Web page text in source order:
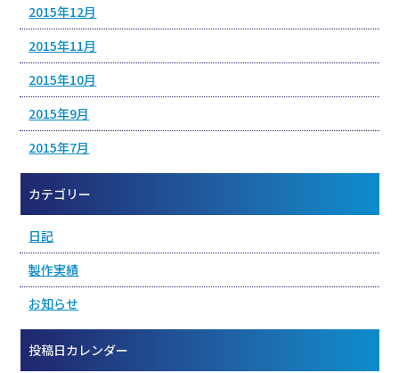
2015年12月
2015年11月
2015年10月
2015年9月
2015年7月
カテゴリー
日記
製作実績
お知らせ
投稿日カレンダー